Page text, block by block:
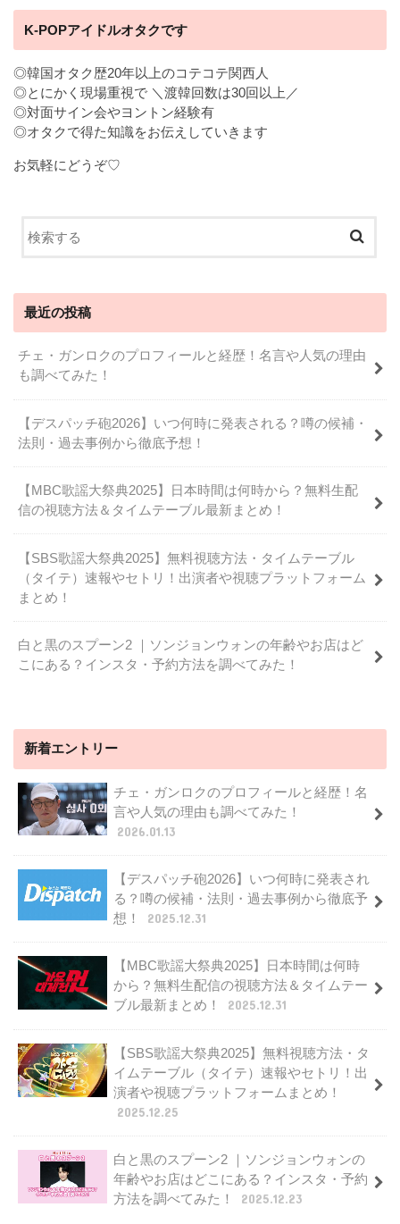
K-POPアイドルオタクです
◎韓国オタク歴20年以上のコテコテ関西人
◎とにかく現場重視で ＼渡韓回数は30回以上／
◎対面サイン会やヨントン経験有
◎オタクで得た知識をお伝えしていきます
お気軽にどうぞ♡
最近の投稿
チェ・ガンロクのプロフィールと経歴！名言や人気の理由
も調べてみた！
【デスパッチ砲2026】いつ何時に発表される？噂の候補・
法則・過去事例から徹底予想！
【MBC歌謡大祭典2025】日本時間は何時から？無料生配
信の視聴方法＆タイムテーブル最新まとめ！
【SBS歌謡大祭典2025】無料視聴方法・タイムテーブル
（タイテ）速報やセトリ！出演者や視聴プラットフォーム
まとめ！
白と黒のスプーン2 ｜ソンジョンウォンの年齢やお店はど
こにある？インスタ・予約方法を調べてみた！
新着エントリー
チェ・ガンロクのプロフィールと経歴！名
言や人気の理由も調べてみた！
2026.01.13
【デスパッチ砲2026】いつ何時に発表され
る？噂の候補・法則・過去事例から徹底予
想！
2025.12.31
【MBC歌謡大祭典2025】日本時間は何時
から？無料生配信の視聴方法＆タイムテー
ブル最新まとめ！
2025.12.31
【SBS歌謡大祭典2025】無料視聴方法・タ
イムテーブル（タイテ）速報やセトリ！出
演者や視聴プラットフォームまとめ！
2025.12.25
白と黒のスプーン2 ｜ソンジョンウォンの
年齢やお店はどこにある？インスタ・予約
方法を調べてみた！
2025.12.23